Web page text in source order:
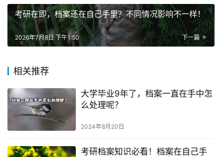
考研在即，档案还在自己手里？不同情况影响不一样！
下一篇
2026年7月8日 下午1:50
相关推荐
大学毕业9年了，档案一直在手中怎
么处理呢？
2024年8月20日
考研档案知识必看！档案在自己手